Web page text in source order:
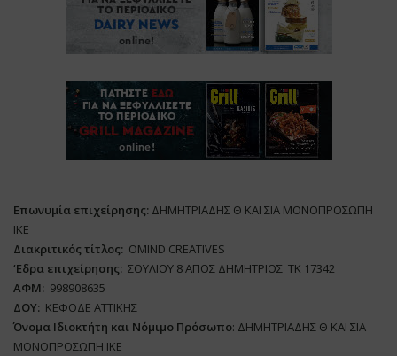
Επωνυμία επιχείρησης: ΔΗΜΗΤΡΙΑΔΗΣ Θ ΚΑΙ ΣΙΑ ΜΟΝΟΠΡΟΣΩΠΗ
ΙΚΕ
Διακριτικός τίτλος: ΟΜΙΝD CREATIVES
‘Eδρα επιχείρησης: ΣΟΥΛΙΟΥ 8 ΑΓΙΟΣ ΔΗΜΗΤΡΙΟΣ ΤΚ 17342
ΑΦΜ: 998908635
ΔΟΥ: ΚΕΦΟΔΕ ΑΤΤΙΚΗΣ
Όνομα Ιδιοκτήτη και Νόμιμο Πρόσωπο: ΔΗΜΗΤΡΙΑΔΗΣ Θ ΚΑΙ ΣΙΑ
ΜΟΝΟΠΡΟΣΩΠΗ ΙΚΕ